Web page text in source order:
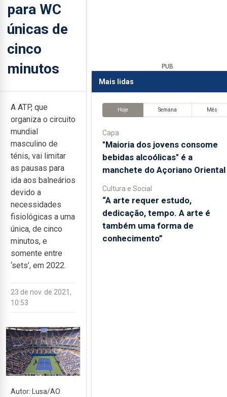
para WC
únicas de
cinco
minutos
A ATP, que
organiza o circuito
mundial
masculino de
ténis, vai limitar
as pausas para
ida aos balneários
devido a
necessidades
fisiológicas a uma
única, de cinco
minutos, e
somente entre
‘sets’, em 2022.
23 de nov. de 2021,
10:53
Autor: Lusa/AO
PUB
Mais lidas
Hoje Semana Mês
Capa
"Maioria dos jovens consome
bebidas alcoólicas" é a
manchete do Açoriano Oriental
Cultura e Social
“A arte requer estudo,
dedicação, tempo. A arte é
também uma forma de
conhecimento”